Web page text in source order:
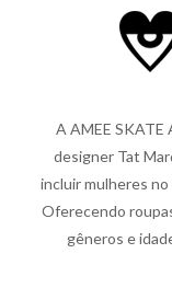
A AMEE SKATE
designer Tat
incluir mulheres
Oferecendo
gêneros e